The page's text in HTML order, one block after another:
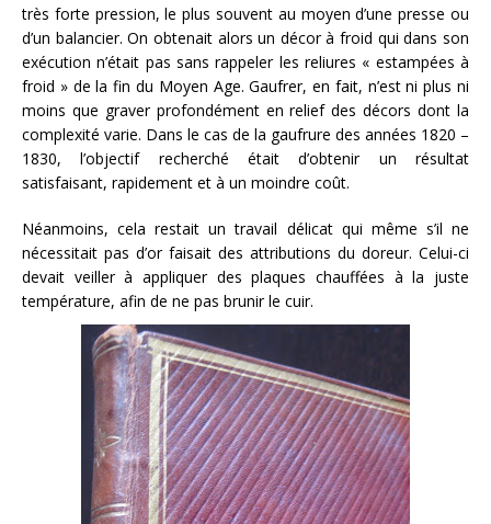
très forte pression, le plus souvent au moyen d’une presse ou
d’un balancier. On obtenait alors un décor à froid qui dans son
exécution n’était pas sans rappeler les reliures « estampées à
froid » de la fin du Moyen Age. Gaufrer, en fait, n’est ni plus ni
moins que graver profondément en relief des décors dont la
complexité varie. Dans le cas de la gaufrure des années 1820 –
1830, l’objectif recherché était d’obtenir un résultat
satisfaisant, rapidement et à un moindre coût.
Néanmoins, cela restait un travail délicat qui même s’il ne
nécessitait pas d’or faisait des attributions du doreur. Celui-ci
devait veiller à appliquer des plaques chauffées à la juste
température, afin de ne pas brunir le cuir.